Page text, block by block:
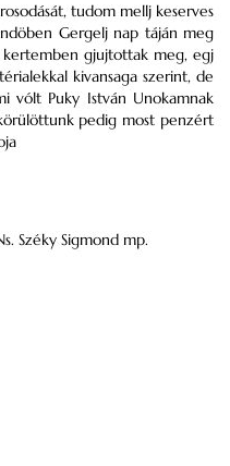
tudom mellj keserves
Gergelj nap táján meg
gjujtottak meg, egj
kivansaga szerint, de
vólt Puky István Unokamnak
pedig most penzért
Széky Sigmond mp.